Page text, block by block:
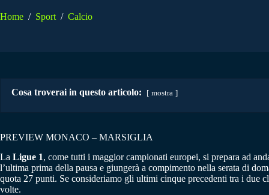
Home / Sport / Calcio
Cosa troverai in questo articolo: mostra
PREVIEW MONACO – MARSIGLIA
La Ligue 1, come tutti i maggior campionati europei, si prepara ad
l’ultima prima della pausa e giungerà a compimento nella serata di
quota 27 punti. Se consideriamo gli ultimi cinque precedenti tra i due
volte.